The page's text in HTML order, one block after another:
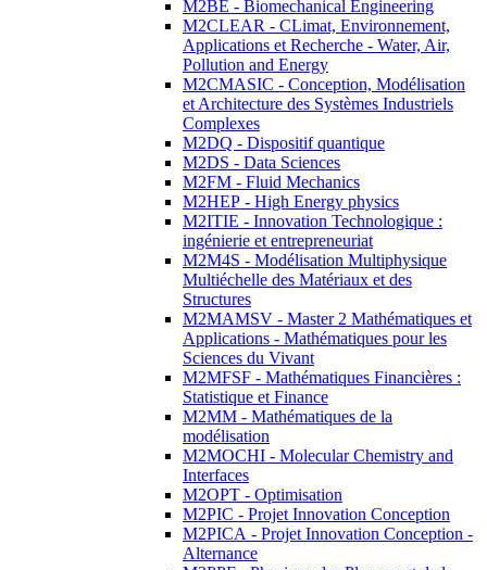
M2BE - Biomechanical Engineering
M2CLEAR - CLimat, Environnement,
Applications et Recherche - Water, Air,
Pollution and Energy
M2CMASIC - Conception, Modélisation
et Architecture des Systèmes Industriels
Complexes
M2DQ - Dispositif quantique
M2DS - Data Sciences
M2FM - Fluid Mechanics
M2HEP - High Energy physics
M2ITIE - Innovation Technologique :
ingénierie et entrepreneuriat
M2M4S - Modélisation Multiphysique
Multiéchelle des Matériaux et des
Structures
M2MAMSV - Master 2 Mathématiques et
Applications - Mathématiques pour les
Sciences du Vivant
M2MFSF - Mathématiques Financières :
Statistique et Finance
M2MM - Mathématiques de la
modélisation
M2MOCHI - Molecular Chemistry and
Interfaces
M2OPT - Optimisation
M2PIC - Projet Innovation Conception
M2PICA - Projet Innovation Conception -
Alternance